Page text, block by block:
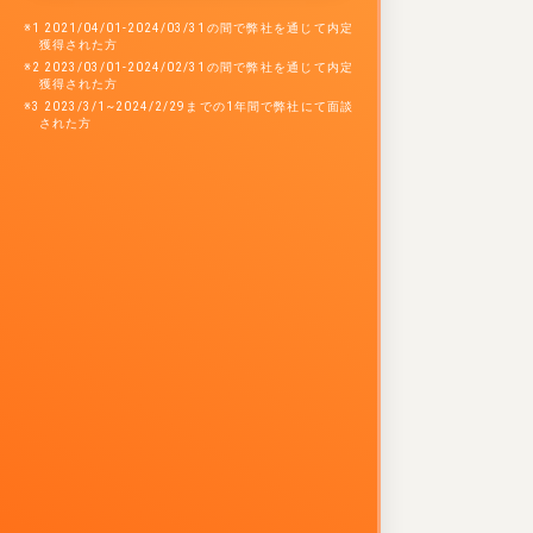
※1 2021/04/01-2024/03/31の間で弊社を通じて内定
獲得された方
※2 2023/03/01-2024/02/31の間で弊社を通じて内定
獲得された方
※3 2023/3/1~2024/2/29までの1年間で弊社にて面談
された方